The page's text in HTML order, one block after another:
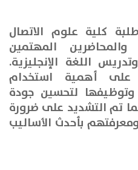
كلية علوم الاتصال
والمحاضرين المهتمين
اللغة الإنجليزية.
على أهمية استخدام
وتوظيفها لتحسين جودة
تم التشديد على ضرورة
بأحدث الأساليب